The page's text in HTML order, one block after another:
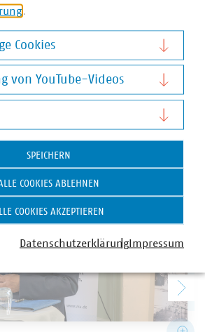
Vertreterinnen und Vertretern der
Unterstützern G DATA
GmbH und Stadtwerke Lübeck
Unterstützung, die die
und die kostenfreie
hat.
Cookies
von YouTube-Videos
YouTube-Videos
SPEICHERN
COOKIES ABLEHNEN
COOKIES AKZEPTIEREN
DatenschutzerklärungImpressum